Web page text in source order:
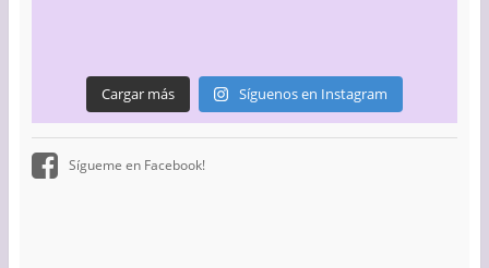
Cargar más Síguenos en Instagram
Sígueme en Facebook!